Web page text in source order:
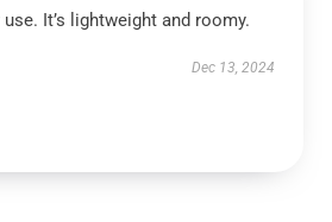
It’s lightweight and roomy.
Dec 13, 2024